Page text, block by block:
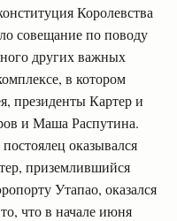
Королевства
совещание по поводу
других важных
в котором
президенты Картер и
и Маша Распутина.
оказывался
приземлившийся
Утапао, оказался
что в начале июня